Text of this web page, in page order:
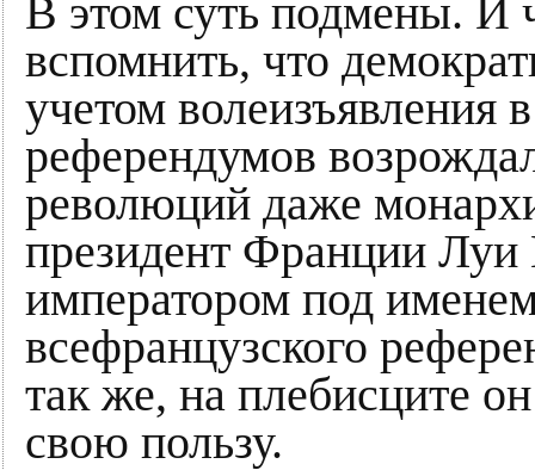
В этом суть подмены. И
вспомнить, что
учетом волеизъявления
референдумов
революций даже
президент Франции Луи
императором под
всефранцузского
так же, на плебисците
свою пользу.